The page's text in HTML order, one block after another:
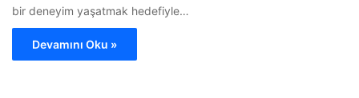
bir deneyim yaşatmak hedefiyle…
Devamını Oku »